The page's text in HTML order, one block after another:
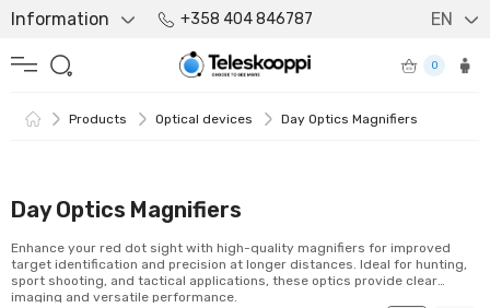
Information +358 404 846787 EN
0
Products Optical devices Day Optics Magnifiers
Day Optics Magnifiers
Enhance your red dot sight with high-quality magnifiers for improved
target identification and precision at longer distances. Ideal for hunting,
sport shooting, and tactical applications, these optics provide clear
imaging and versatile performance.